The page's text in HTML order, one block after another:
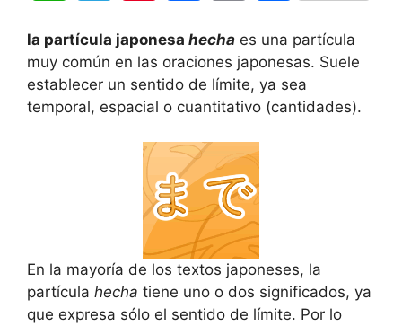
a
t
l
e
n
t
e
s
t
c
e
o
o
k
p
y
k
m
p
r
la partícula japonesa hecha es una partícula
muy común en las oraciones japonesas. Suele
establecer un sentido de límite, ya sea
temporal, espacial o cuantitativo (cantidades).
En la mayoría de los textos japoneses, la
partícula hecha tiene uno o dos significados, ya
que expresa sólo el sentido de límite. Por lo